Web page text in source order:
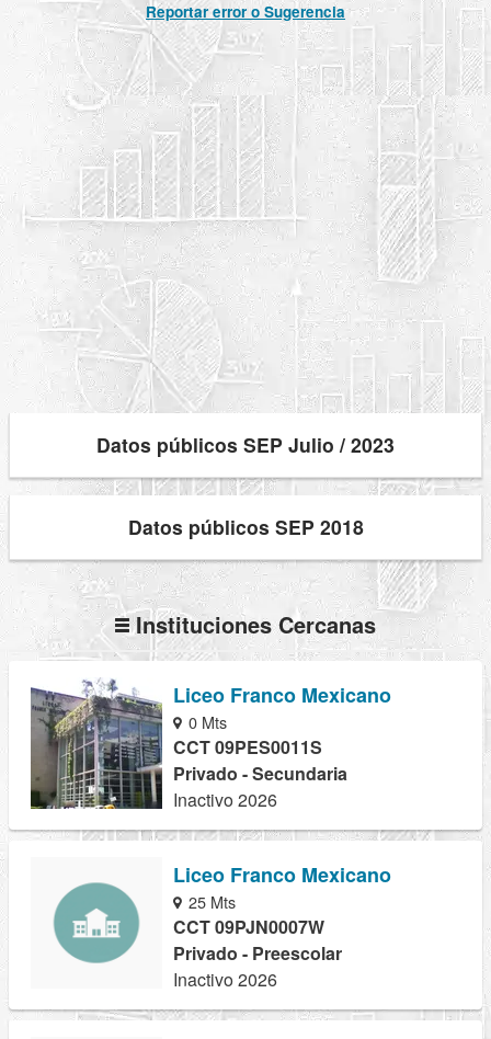
Reportar error o Sugerencia
Datos públicos SEP Julio / 2023
Datos públicos SEP 2018
Instituciones Cercanas
Liceo Franco Mexicano
0 Mts
CCT 09PES0011S
Privado - Secundaria
Inactivo 2026
Liceo Franco Mexicano
25 Mts
CCT 09PJN0007W
Privado - Preescolar
Inactivo 2026